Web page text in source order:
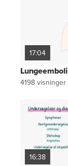
17:04
Lungeemboli
4198 visninger
16:38